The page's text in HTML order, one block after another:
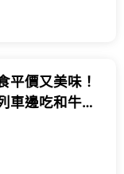
平價又美味！
車邊吃和牛燒
圓出頭就能吃